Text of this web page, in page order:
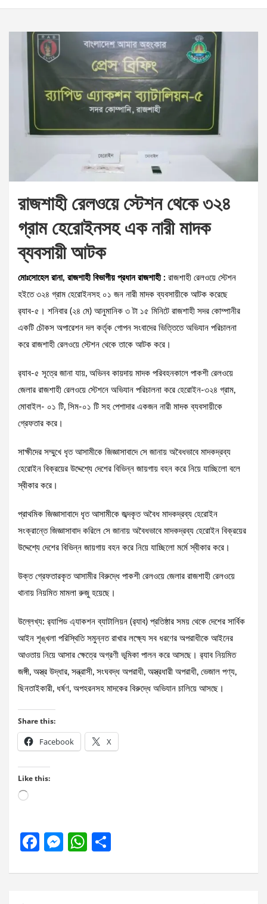
রাজশাহী রেলওয়ে স্টেশন থেকে ৩২৪
গ্রাম হেরোইনসহ এক নারী মাদক
ব্যবসায়ী আটক
মোঃসোহেল রানা, রাজশাহী বিভাগীয় প্রধান রাজশাহী : রাজশাহী রেলওয়ে স্টেশন
হইতে ৩২৪ গ্রাম হেরোইনসহ ০১ জন নারী মাদক ব্যবসায়ীকে আটক করেছে
র‌্যাব-৫। শনিবার (২৪ মে) আনুমানিক ৩ টা ১৫ মিনিটে রাজশাহী সদর কোম্পানীর
একটি চৌকস অপারেশন দল কর্তৃক গোপন সংবাদের ভিত্তিতে অভিযান পরিচালনা
করে রাজশাহী রেলওয়ে স্টেশন থেকে তাকে আটক করে।
র‍্যাব-৫ সূত্রে জানা যায়, অভিনব কায়দায় মাদক পরিবহনকালে পাকশী রেলওয়ে
জেলার রাজশাহী রেলওয়ে স্টেশনে অভিযান পরিচালনা করে হেরোইন-৩২৪ গ্রাম,
মোবাইল- ০১ টি, সিম-০১ টি সহ পেশাদার একজন নারী মাদক ব্যবসায়ীকে
গ্রেফতার করে।
সাক্ষীদের সম্মুখে ধৃত আসামীকে জিজ্ঞাসাবাদে সে জানায় অবৈধভাবে মাদকদ্রব্য
হেরোইন বিক্রয়ের উদ্দেশ্যে দেশের বিভিন্ন জায়গায় বহন করে নিয়ে যাচ্ছিলো বলে
স্বীকার করে।
প্রাথমিক জিজ্ঞাসাবাদে ধৃত আসামীকে জব্দকৃত অবৈধ মাদকদ্রব্য হেরোইন
সংক্রান্তে জিজ্ঞাসাবাদ করিলে সে জানায় অবৈধভাবে মাদকদ্রব্য হেরোইন বিক্রয়ের
উদ্দেশ্যে দেশের বিভিন্ন জায়গায় বহন করে নিয়ে যাচ্ছিলো মর্মে স্বীকার করে।
উক্ত গ্রেফতারকৃত আসামীর বিরুদ্ধে পাকশী রেলওয়ে জেলার রাজশাহী রেলওয়ে
থানায় নিয়মিত মামলা রুজু হয়েছে।
উল্লেখ্য: র‌্যাপিড এ্যাকশন ব্যাটালিয়ন (র‌্যাব) প্রতিষ্ঠার সময় থেকে দেশের সার্বিক
আইন শৃঙ্খলা পরিস্থিতি সমুন্নত রাখার লক্ষ্যে সব ধরণের অপরাধীকে আইনের
আওতায় নিয়ে আসার ক্ষেত্রে অগ্রণী ভূমিকা পালন করে আসছে। র‌্যাব নিয়মিত
জঙ্গী, অস্ত্র উদ্ধার, সন্ত্রাসী, সংঘবদ্ধ অপরাধী, অস্ত্রধারী অপরাধী, ভেজাল পণ্য,
ছিনতাইকারী, ধর্ষণ, অপহরনসহ মাদকের বিরুদ্ধে অভিযান চালিয়ে আসছে।
Share this:
Facebook X
Like this:
Loading…
F
ce
M
se
W
at
s
ar